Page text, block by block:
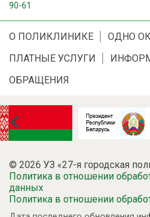
90-61
О ПОЛИКЛИНИКЕ
ОДНО
ПЛАТНЫЕ УСЛУГИ
ОБРАЩЕНИЯ
© 2026 УЗ «27-я городская
Политика в отношении
данных
Политика в отношении